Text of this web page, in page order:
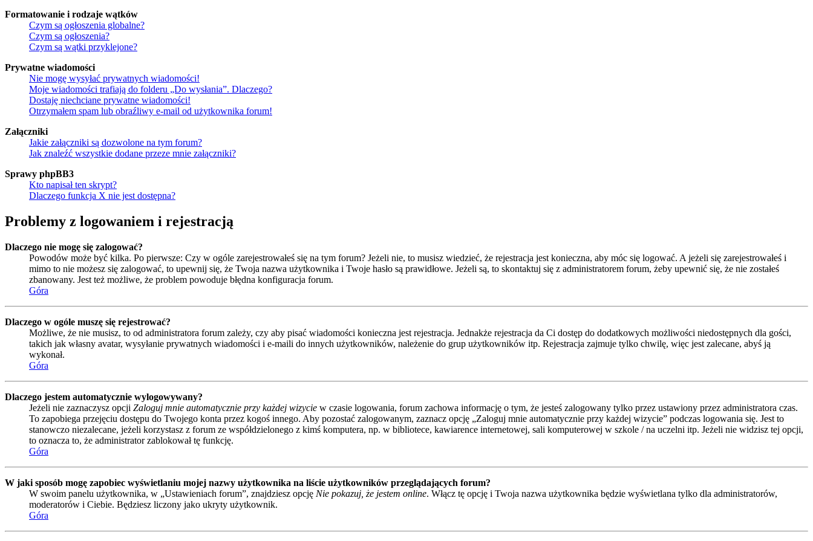
Formatowanie i rodzaje wątków
Czym są ogłoszenia globalne?
Czym są ogłoszenia?
Czym są wątki przyklejone?
Prywatne wiadomości
Nie mogę wysyłać prywatnych wiadomości!
Moje wiadomości trafiają do folderu „Do wysłania”. Dlaczego?
Dostaję niechciane prywatne wiadomości!
Otrzymałem spam lub obraźliwy e-mail od użytkownika forum!
Załączniki
Jakie załączniki są dozwolone na tym forum?
Jak znaleźć wszystkie dodane przeze mnie załączniki?
Sprawy phpBB3
Kto napisał ten skrypt?
Dlaczego funkcja X nie jest dostępna?
Problemy z logowaniem i rejestracją
Dlaczego nie mogę się zalogować?
Powodów może być kilka. Po pierwsze: Czy w ogóle zarejestrowałeś się na tym forum? Jeżeli nie, to musisz wiedzieć, że rejestracja jest konieczna, aby móc się logować. A jeżeli się zarejestrowałeś i
mimo to nie możesz się zalogować, to upewnij się, że Twoja nazwa użytkownika i Twoje hasło są prawidłowe. Jeżeli są, to skontaktuj się z administratorem forum, żeby upewnić się, że nie zostałeś
zbanowany. Jest też możliwe, że problem powoduje błędna konfiguracja forum.
Góra
Dlaczego w ogóle muszę się rejestrować?
Możliwe, że nie musisz, to od administratora forum zależy, czy aby pisać wiadomości konieczna jest rejestracja. Jednakże rejestracja da Ci dostęp do dodatkowych możliwości niedostępnych dla gości,
takich jak własny avatar, wysyłanie prywatnych wiadomości i e-maili do innych użytkowników, należenie do grup użytkowników itp. Rejestracja zajmuje tylko chwilę, więc jest zalecane, abyś ją
wykonał.
Góra
Dlaczego jestem automatycznie wylogowywany?
Jeżeli nie zaznaczysz opcji Zaloguj mnie automatycznie przy każdej wizycie w czasie logowania, forum zachowa informację o tym, że jesteś zalogowany tylko przez ustawiony przez administratora czas.
To zapobiega przejęciu dostępu do Twojego konta przez kogoś innego. Aby pozostać zalogowanym, zaznacz opcję „Zaloguj mnie automatycznie przy każdej wizycie” podczas logowania się. Jest to
stanowczo niezalecane, jeżeli korzystasz z forum ze współdzielonego z kimś komputera, np. w bibliotece, kawiarence internetowej, sali komputerowej w szkole / na uczelni itp. Jeżeli nie widzisz tej opcji,
to oznacza to, że administrator zablokował tę funkcję.
Góra
W jaki sposób mogę zapobiec wyświetlaniu mojej nazwy użytkownika na liście użytkowników przeglądających forum?
W swoim panelu użytkownika, w „Ustawieniach forum”, znajdziesz opcję Nie pokazuj, że jestem online. Włącz tę opcję i Twoja nazwa użytkownika będzie wyświetlana tylko dla administratorów,
moderatorów i Ciebie. Będziesz liczony jako ukryty użytkownik.
Góra